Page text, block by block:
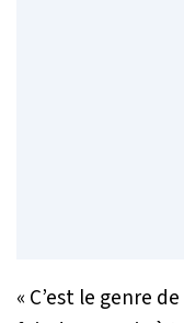
« C’est le genre